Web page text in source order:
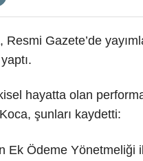
Resmi Gazete’de
hayatta olan
şunları kaydetti:
Ek Ödeme Yönetmeliği